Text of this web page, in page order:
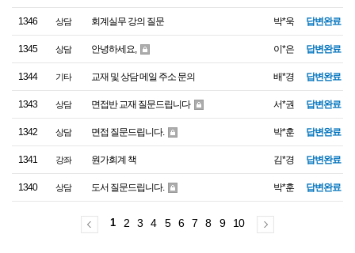
1346 상담 회계실무 강의 질문 박*욱 답변완료
1345 상담 안녕하세요, 이*은 답변완료
1344 기타 교재 및 상담 메일 주소 문의 배*경 답변완료
1343 상담 면접반 교재 질문드립니다 서*권 답변완료
1342 상담 면접 질문드립니다. 박*훈 답변완료
1341 강좌 원가회계 책 김*경 답변완료
1340 상담 도서 질문드립니다. 박*훈 답변완료
1 2 3 4 5 6 7 8 9 10